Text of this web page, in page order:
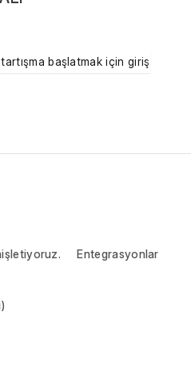
başlatmak için giriş
Entegrasyonlar